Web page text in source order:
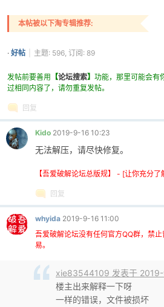
po
jie.
本帖被以下淘专辑推荐:
· 好帖 主题: 596, 订阅: 89
发帖前要善用 【论坛搜索】 功能，那里可能会有
过相同内容了，请勿重复发帖。
回复
Kido 2019-9-16 10:23
无法解压，请尽快修复。
【吾爱破解论坛总版规】 - [让你充分
回复
whyida 2019-9-16 11:00
吾爱破解论坛没有任何官方QQ群，禁
易。
xie83544109 发表于
楼主出来解释一下呀
一样的错误，文件被损坏